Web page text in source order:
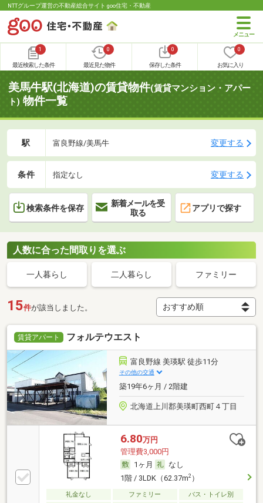
NTTグループ運営の不動産総合サイト goo住宅・不動産
1
最近検索した条件
0
最近見た物件
0
保存した条件
0
お気に入り
美馬牛駅(北海道)の賃貸物件(賃貸マンション・アパー
ト) 物件一覧
駅 富良野線/美馬牛 変更する
条件 指定なし 変更する
検索条件を保存
新着メールを受
取る
アプリで探す
人数に合った間取りを選ぶ
一人暮らし 二人暮らし ファミリー
15件が該当しました。
賃貸アパート フォルテウエスト
富良野線 美瑛駅 徒歩11分
その他の交通
築19年6ヶ月 / 2階建
北海道上川郡美瑛町西町４丁目
6.80万円
管理費3,000円
1ヶ月
なし
1階 / 3LDK（62.37m2）
礼金なし ファミリー バス・トイレ別